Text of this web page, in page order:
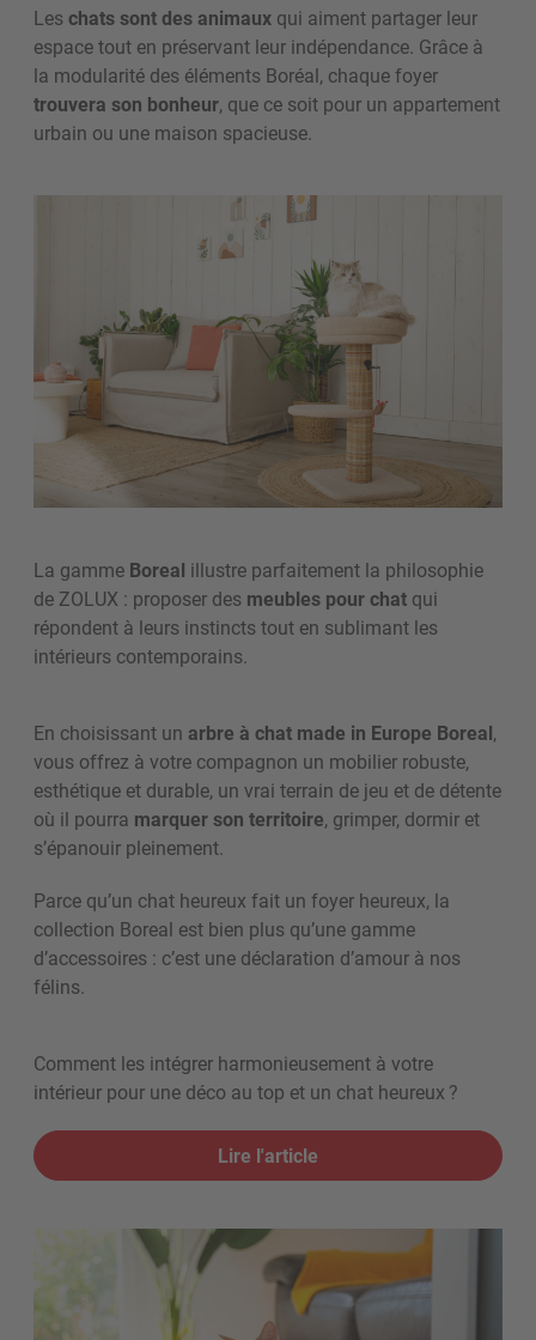
Leschats sont des animaux qui aiment partager leur
espace tout en préservant leur indépendance. Grâce à
la modularité des éléments Boréal, chaque foyer
trouvera son bonheur, que ce soit pour un appartement
urbain ou une maison spacieuse.
La gamme Boreal illustre parfaitement la philosophie
de ZOLUX : proposer des meubles pour chat qui
répondent à leurs instincts tout en sublimant les
intérieurs contemporains.
En choisissant un arbre à chat made in Europe Boreal,
vous offrez à votre compagnon un mobilier robuste,
esthétique et durable, un vrai terrain de jeu et de détente
où il pourra marquer son territoire, grimper, dormir et
s’épanouir pleinement.
Parce qu’un chat heureux fait un foyer heureux, la
collection Boreal est bien plus qu’une gamme
d’accessoires : c’est une déclaration d’amour à nos
félins.
Comment les intégrer harmonieusement à votre
intérieur pour une déco au top et un chat heureux ?
Lire l'article